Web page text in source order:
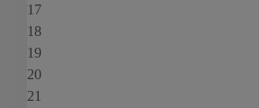
17
18
19
20
21